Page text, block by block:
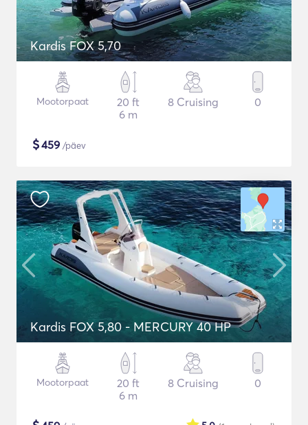
Kardis FOX 5,70
Mootorpaat
20 ft
6 m
8 Cruising 0
$459 /päev
Kardis FOX 5,80 - MERCURY 40 HP
Mootorpaat
20 ft
6 m
8 Cruising 0